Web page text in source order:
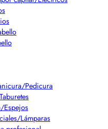
Pedicura
Espejos
Lámparas